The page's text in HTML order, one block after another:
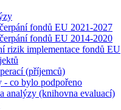
fondů EU 2021-2027
fondů EU 2014-2020
rizik implementace fondů EU
(příjemců)
- co bylo podpořeno
analýzy (knihovna evaluací)